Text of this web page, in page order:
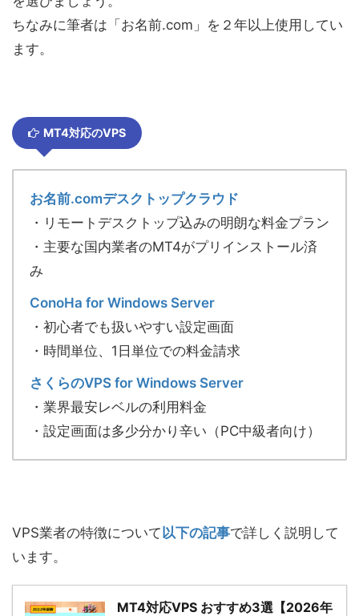
ちなみに筆者は「お名前.com」を２年以上使用してい
ます。
MT4対応のVPS
お名前.comデスクトップクラウド
・リモートデスクトップ込みの明朗な料金プラン
・主要な国内業者のMT4がプリ インストール済
み
ConoHa for Windows Server
・初心者でも扱いやすい設定画面
・時間単位、1日単位での料金請求
さくらのVPS for Windows Server
・業界最安レベルの利用料金
・設定画面は多少分かり辛い（PC中級者向け）
VPS業者の特徴について 以下の記事で詳しく説明して
います。
MT4対応VPS おすすめ3選【2026年